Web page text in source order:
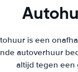
is een
autoverhuur
altijd tegen een